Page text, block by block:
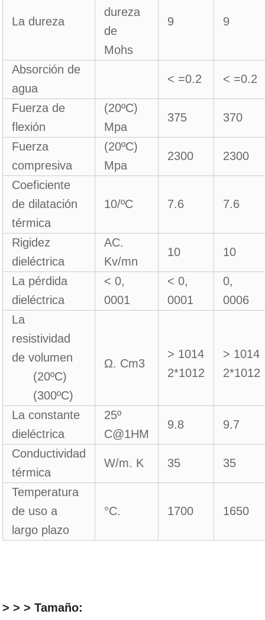
La dureza
dureza
de
Mohs
9 9
Absorción de
agua
< =0.2 < =0.2
Fuerza de
flexión
(20ºC)
Mpa
375 370
Fuerza
compresiva
(20ºC)
Mpa
2300 2300
Coeficiente
de dilatación
térmica
10/ºC 7.6 7.6
Rigidez
dieléctrica
AC.
Kv/mn
10 10
La pérdida
dieléctrica
< 0,
0001
< 0,
0001
0,
0006
La
resistividad
de volumen
(20ºC)
(300ºC)
Ω. Cm3
> 1014
2*1012
> 1014
2*1012
La constante
dieléctrica
25º
C@1HM
9.8 9.7
Conductividad
térmica
W/m. K 35 35
Temperatura
de uso a
largo plazo
°C. 1700 1650
> > > Tamaño: